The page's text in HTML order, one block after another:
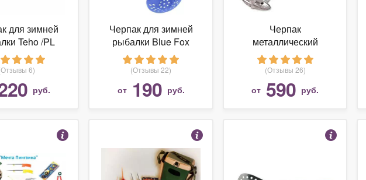
для зимней
Teho /PL
RISPH
6)
руб.
Черпак для зимней
рыбалки Blue Fox
BISPH
(Отзывы 22)
от 190 руб.
Черпак
металлический
RAPALA IS-20
(Отзывы 26)
от 590 руб.